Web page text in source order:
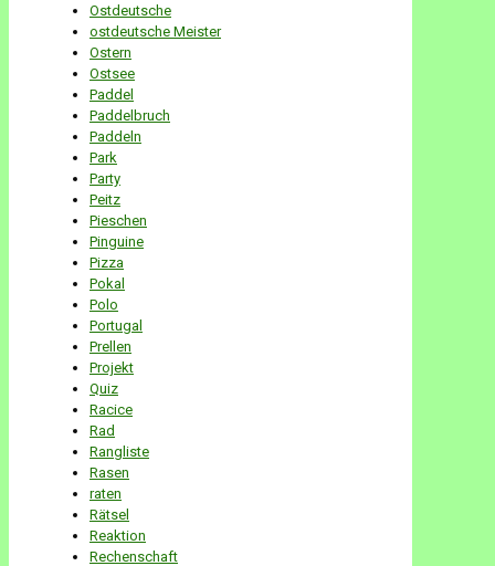
Ostdeutsche
ostdeutsche Meister
Ostern
Ostsee
Paddel
Paddelbruch
Paddeln
Park
Party
Peitz
Pieschen
Pinguine
Pizza
Pokal
Polo
Portugal
Prellen
Projekt
Quiz
Racice
Rad
Rangliste
Rasen
raten
Rätsel
Reaktion
Rechenschaft